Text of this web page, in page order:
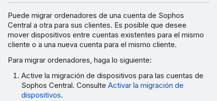
Português
中文（繁體）
mediante Endpoint API
Revisar los resultados de la
migración
Puede migrar ordenadores de una cuenta de Sophos
Central a otra para sus clientes. Es posible que desee
mover dispositivos entre cuentas existentes para el mismo
cliente o a una nueva cuenta para el mismo cliente.
Para migrar ordenadores, haga lo siguiente:
Active la migración de dispositivos para las cuentas de
Sophos Central. ConsulteActivar la migración de
dispositivos.